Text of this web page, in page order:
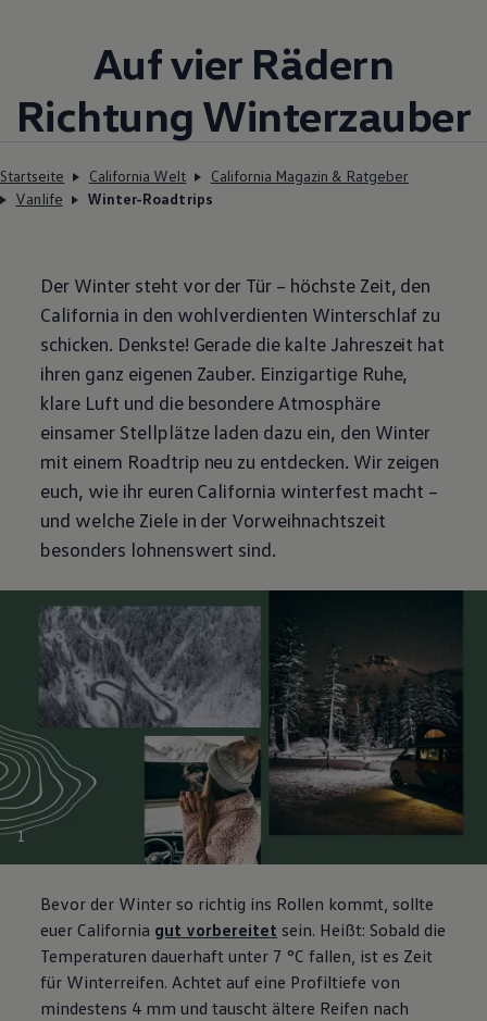
Auf vier Rädern
Richtung Winterzauber
Startseite California Welt
California Magazin & Ratgeber
Vanlife
Winter-Roadtrips
Der Winter steht vor der Tür – höchste Zeit, den
California in den wohlverdienten Winterschlaf zu
schicken. Denkste! Gerade die kalte Jahreszeit hat
ihren ganz eigenen Zauber. Einzigartige Ruhe,
klare Luft und die besondere Atmosphäre
einsamer Stellplätze laden dazu ein, den Winter
mit einem Roadtrip neu zu entdecken. Wir zeigen
euch, wie ihr euren California winterfest macht –
und welche Ziele in der Vorweihnachtszeit
besonders lohnenswert sind.
1
Bevor der Winter so richtig ins Rollen kommt, sollte
euer California gut vorbereitet sein. Heißt: Sobald die
Temperaturen dauerhaft unter 7 °C fallen, ist es Zeit
für Winterreifen. Achtet auf eine Profiltiefe von
mindestens 4 mm und tauscht ältere Reifen nach